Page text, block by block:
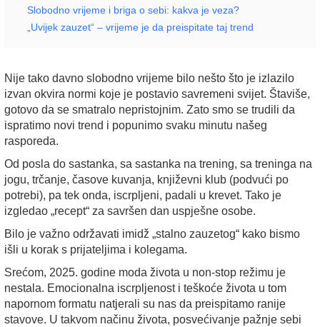
Slobodno vrijeme i briga o sebi: kakva je veza?
„Uvijek zauzet“ – vrijeme je da preispitate taj trend
Nije tako davno slobodno vrijeme bilo nešto što je izlazilo
izvan okvira normi koje je postavio savremeni svijet. Štaviše,
gotovo da se smatralo nepristojnim. Zato smo se trudili da
ispratimo novi trend i popunimo svaku minutu našeg
rasporeda.
Od posla do sastanka, sa sastanka na trening, sa treninga na
jogu, trčanje, časove kuvanja, književni klub (podvući po
potrebi), pa tek onda, iscrpljeni, padali u krevet. Tako je
izgledao „recept“ za savršen dan uspješne osobe.
Bilo je važno održavati imidž „stalno zauzetog“ kako bismo
išli u korak s prijateljima i kolegama.
Srećom, 2025. godine moda života u non-stop režimu je
nestala. Emocionalna iscrpljenost i teškoće života u tom
napornom formatu natjerali su nas da preispitamo ranije
stavove. U takvom načinu života, posvećivanje pažnje sebi